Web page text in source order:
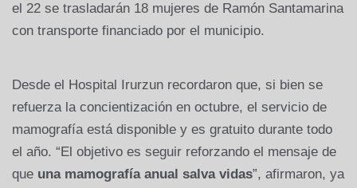
el 22 se trasladarán 18 mujeres de Ramón Santamarina
con transporte financiado por el municipio.
Desde el Hospital Irurzun recordaron que, si bien se
refuerza la concientización en octubre, el servicio de
mamografía está disponible y es gratuito durante todo
el año. “El objetivo es seguir reforzando el mensaje de
que una mamografía anual salva vidas”, afirmaron, ya